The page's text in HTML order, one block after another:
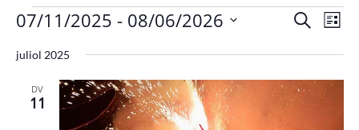
Esdeveniments
i
cerca
Cerca
de
Llista
07/11/2025 - 08/06/2026
una
data.
juliol 2025
DV
11